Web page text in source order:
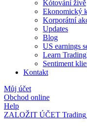
Kótování živě
Ekonomický
Korporátní
Updates
Blog
US earnings
Learn
Sentiment
Kontakt
Můj účet
Obchod online
Help
ZALOŽIT ÚČET Trading